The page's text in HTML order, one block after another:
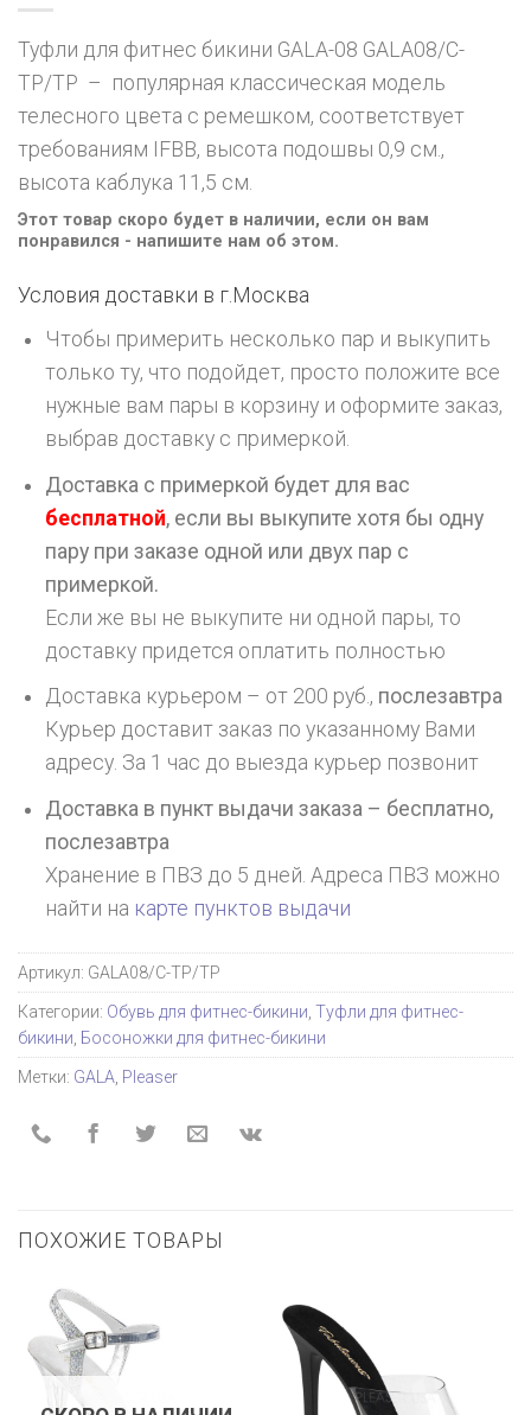
Туфли для фитнес бикини GALA-08 GALA08/C-
TP/TP – популярная классическая модель
телесного цвета с ремешком, соответствует
требованиям IFBB, высота подошвы 0,9 см.,
высота каблука 11,5 см.
Этот товар скоро будет в наличии, если он вам
понравился - напишите нам об этом.
Условия доставки в г. Москва
Чтобы примерить несколько пар и выкупить
только ту, что подойдет, просто положите все
нужные вам пары в корзину и оформите заказ,
выбрав доставку с примеркой.
Доставка с примеркой будет для вас
бесплатной, если вы выкупите хотя бы одну
пару при заказе одной или двух пар с
примеркой.
Если же вы не выкупите ни одной пары, то
доставку придется оплатить полностью
Доставка курьером – от 200 руб., послезавтра
Курьер доставит заказ по указанному Вами
адресу. За 1 час до выезда курьер позвонит
Доставка в пункт выдачи заказа – бесплатно,
послезавтра
Хранение в ПВЗ до 5 дней. Адреса ПВЗ можно
найти на карте пунктов выдачи
Артикул: GALA08/C-TP/TP
Категории: Обувь для фитнес-бикини Туфли для фитнес-
бикини Босоножки для фитнес-бикини
Метки: GALA Pleaser
ПОХОЖИЕ ТОВАРЫ